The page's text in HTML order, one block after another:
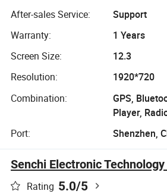
After-sales Service:
Support
Warranty:
1 Years
Screen Size:
12.3
Resolution:
1920*720
Combination:
GPS,
Player,
Port:
Shenzhen,
Senchi Electronic
Rating 5.0/5